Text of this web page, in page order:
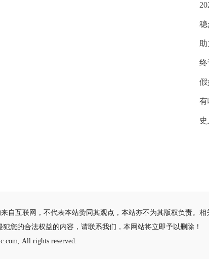
稳
终
假
有
自互联网，不代表本站赞同其观点，本站亦不为其版权负责。
您的合法权益的内容，请联系我们，本网站将立即予以删除！
All rights reserved.